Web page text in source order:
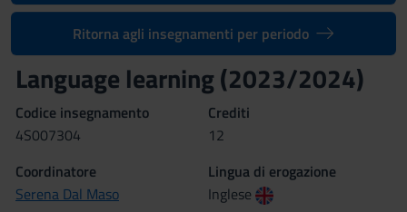
Ritorna agli insegnamenti per periodo
Language learning (2023/2024)
Codice insegnamento
4S007304
Crediti
12
Coordinatore
Serena Dal Maso
Lingua di erogazione
Inglese